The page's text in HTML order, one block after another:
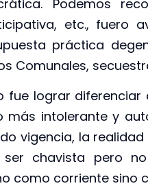
Podemos
etc., fuero
práctica
Comunales,
fue lograr
más intolerante y
vigencia, la
ser chavista pero
como corriente